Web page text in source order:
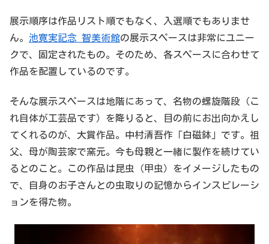
展示順序は作品リスト順でもなく、入選順でもありませ
ん。 池寛実記念 智美術館の展示スペースは非常にユニー
クで、固定されたもの。そのため、各スペースに合わせて
作品を配置しているのです。
そんな展示スペースは地階にあって、名物の螺旋階段（こ
れ自体が工芸品です）を降りると、目の前にお出向かえし
てくれるのが、大賞作品。中村清吾作「白磁鉢」です。祖
父、母が陶芸家で窯元。今も母親と一緒に製作を続けてい
るとのこと。この作品は昆虫（甲虫）をイメージしたもの
で、自身のお子さんとの虫取りの記憶からインスピレーシ
ョンを得た物。